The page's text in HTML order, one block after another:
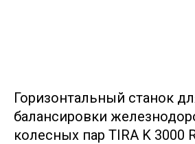
Горизонтальный станок
балансировки
колесных пар TIRA K 3000